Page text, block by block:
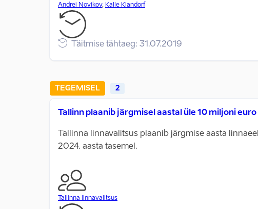
Andrei Novikov, Kalle Klandorf
Täitmise tähtaeg: 31.07.2019
TEGEMISEL 2
Tallinn plaanib järgmisel aastal üle 10 miljoni
Tallinna linnavalitsus plaanib järgmise aasta
2024. aasta tasemel.
Tallinna linnavalitsus